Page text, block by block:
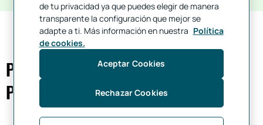
Preguntes freqüents sobre Google
Pay
de tu privacidad ya que puedes elegir de manera
transparente la configuración que mejor se
adapte a ti. Más información en nuestra Política
de cookies.
Rechazar Cookies
Aceptar Cookies